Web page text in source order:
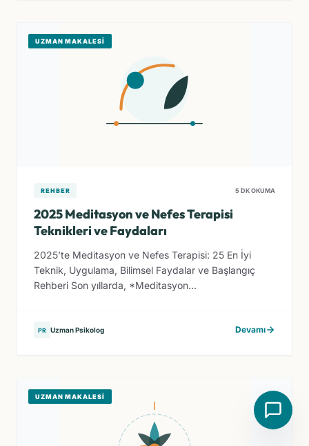
UZMAN MAKALESI
REHBER 5 DK OKUMA
2025 Meditasyon ve Nefes Terapisi
Teknikleri ve Faydaları
2025’te Meditasyon ve Nefes Terapisi: 25 En İyi
Teknik, Uygulama, Bilimsel Faydalar ve Başlangıç
Rehberi Son yıllarda, *Meditasyon...
PR Uzman Psikolog Devamı
UZMAN MAKALESI